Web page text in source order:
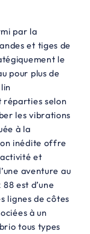
par la
et tiges de
le
pour plus de
réparties selon
les vibrations
à la
inédite offre
et
aventure au
est d’une
lignes de côtes
à un
tous types